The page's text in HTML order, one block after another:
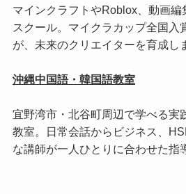
マインクラフトやRoblox、動画編
スクール。マイクラカップ全国入
が、未来のクリエイターを育成し
沖縄中国語・韓国語教室
宜野湾市・北谷町周辺で学べる実
教室。日常会話からビジネス、
な講師が一人ひとりに合わせた指